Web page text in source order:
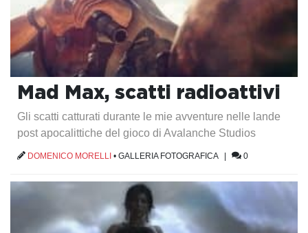
Mad Max, scatti radioattivi
Gli scatti catturati durante le mie avventure nelle lande
post apocalittiche del gioco di Avalanche Studios
DOMENICO MORELLI • GALLERIA FOTOGRAFICA| 0